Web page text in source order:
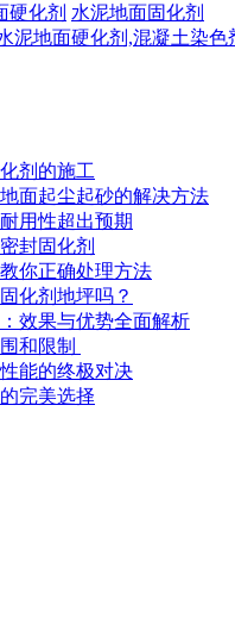
硬化剂 水泥地面固化剂
泥地面硬化剂,混凝土染色
剂的施工
面起尘起砂的解决方法
用性超出预期
封固化剂
你正确处理方法
化剂地坪吗？
效果与优势全面解析
和限制
能的终极对决
完美选择